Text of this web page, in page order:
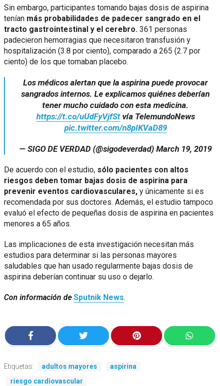
Sin embargo, participantes tomando bajas dosis de aspirina
tenían más probabilidades de padecer sangrado en el
tracto gastrointestinal y el cerebro. 361 personas
padecieron hemorragias que necesitaron transfusión y
hospitalización (3.8 por ciento), comparado a 265 (2.7 por
ciento) de los que tomaban placebo.
Los médicos alertan que la aspirina puede provocar
sangrados internos. Le explicamos quiénes deberían
tener mucho cuidado con esta medicina.
https://t.co/uUdFyVjfStvía TelemundoNews
pic.twitter.com/n8pIKVaD89
— SIGO DE VERDAD (@sigodeverdad) March 19, 2019
De acuerdo con el estudio, sólo pacientes con altos
riesgos deben tomar bajas dosis de aspirina para
prevenir eventos cardiovasculares, y únicamente si es
recomendada por sus doctores. Además, el estudio tampoco
evaluó el efecto de pequeñas dosis de aspirina en pacientes
menores a 65 años.
Las implicaciones de esta investigación necesitan más
estudios para determinar si las personas mayores
saludables que han usado regularmente bajas dosis de
aspirina deberían continuar su uso o dejarlo.
Con información de Sputnik News.
Etiquetas: adultos mayores
aspirina
riesgo cardiovascular